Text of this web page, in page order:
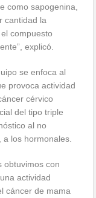
como sapogenina,
cantidad la
compuesto
explicó.
se enfoca al
provoca actividad
cérvico
del tipo triple
al no
los hormonales.
obtuvimos con
actividad
cáncer de mama